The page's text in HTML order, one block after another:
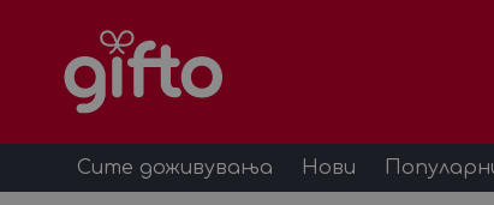
Сите доживувања Нови